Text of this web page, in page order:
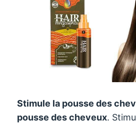
Stimule la pousse des
pousse des cheveux.